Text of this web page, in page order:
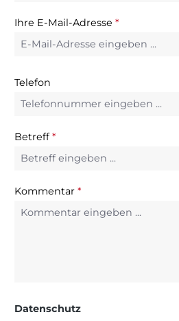
Ihre E-Mail-Adresse *
Telefon
Betreff*
Kommentar *
Datenschutz